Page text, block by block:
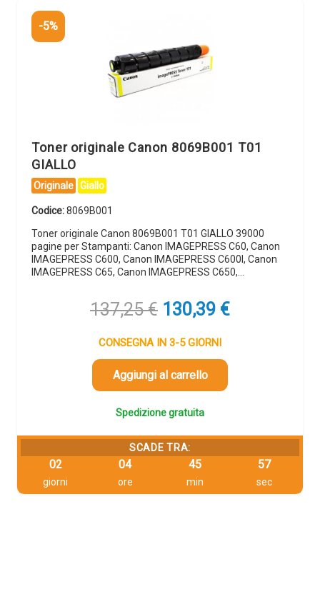
-5%
Toner originale Canon 8069B001 T01
GIALLO
Originale Giallo
Codice:8069B001
Toner originale Canon 8069B001 T01 GIALLO 39000
pagine per Stampanti: Canon IMAGEPRESS C60, Canon
IMAGEPRESS C600, Canon IMAGEPRESS C600I, Canon
IMAGEPRESS C65, Canon IMAGEPRESS C650,…
137,25€ Il
prezzo
originale
era:
137,25 €.
130,39 €Il
CONSEGNA IN 3-5 GIORNI
Aggiungi al carrello
Spedizione gratuita
SCADE TRA:
02
giorni
04
ore
45
min
56
sec